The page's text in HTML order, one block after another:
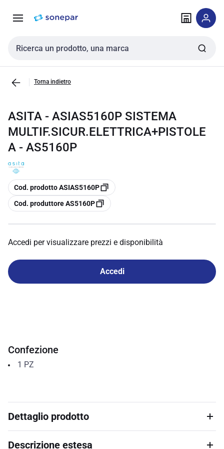
navigazione alla
Cerca input
Torna indietro
ASITA - ASIAS5160P SISTEMA
MULTIF.SICUR.ELETTRICA+PISTOLE
A - AS5160P
copia
Cod. prodotto ASIAS5160P
copia
Cod. produttore AS5160P
Accedi per visualizzare prezzi e disponibilità
Accedi
Confezione
1 PZ
Dettaglio prodotto
Descrizione estesa